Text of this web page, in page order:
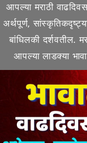
आपल्या मराठी
अर्थपूर्ण,
बांधिलकी दर्शवतील.
आपल्या लाडक्या